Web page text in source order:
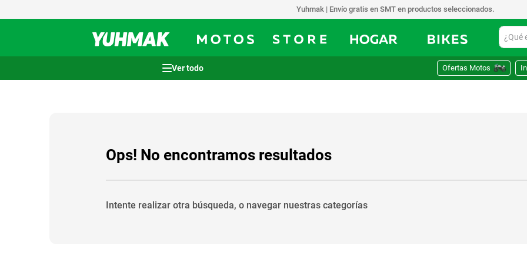
Yuhmak | Envío gratis en SMT en productos seleccionados.
¿Qué
Ofertas Motos
Ops! No encontramos resultados
Intente realizar otra búsqueda, o navegar nuestras categorías